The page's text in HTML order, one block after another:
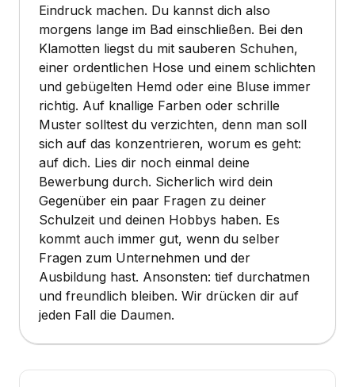
Eindruck machen. Du kannst dich also
morgens lange im Bad einschließen. Bei den
Klamotten liegst du mit sauberen Schuhen,
einer ordentlichen Hose und einem schlichten
und gebügelten Hemd oder eine Bluse immer
richtig. Auf knallige Farben oder schrille
Muster solltest du verzichten, denn man soll
sich auf das konzentrieren, worum es geht:
auf dich. Lies dir noch einmal deine
Bewerbung durch. Sicherlich wird dein
Gegenüber ein paar Fragen zu deiner
Schulzeit und deinen Hobbys haben. Es
kommt auch immer gut, wenn du selber
Fragen zum Unternehmen und der
Ausbildung hast. Ansonsten: tief durchatmen
und freundlich bleiben. Wir drücken dir auf
jeden Fall die Daumen.